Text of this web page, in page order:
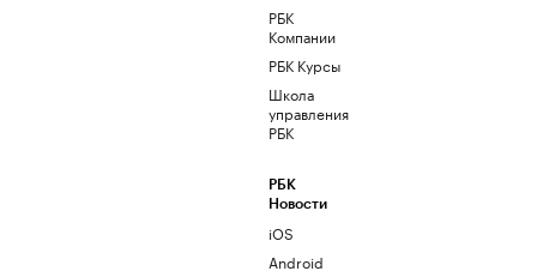
РБК
Компании
РБК Курсы
Школа
управления
РБК
РБК
Новости
iOS
Android